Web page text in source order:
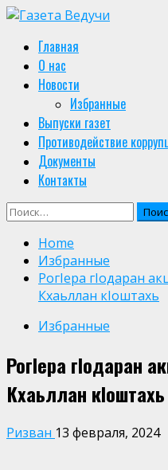
Skip
content
Primary
Menu
Главная
О нас
Новости
Избранные
Выпуски газет
Противодействие
Документы
Контакты
Найти:
Home
Избранные
РогIера гIодаран
Кхаьллан кIоштахь
Избранные
РогIера гIодаран
Кхаьллан кIоштахь
Ризван 13 февраля, 2024